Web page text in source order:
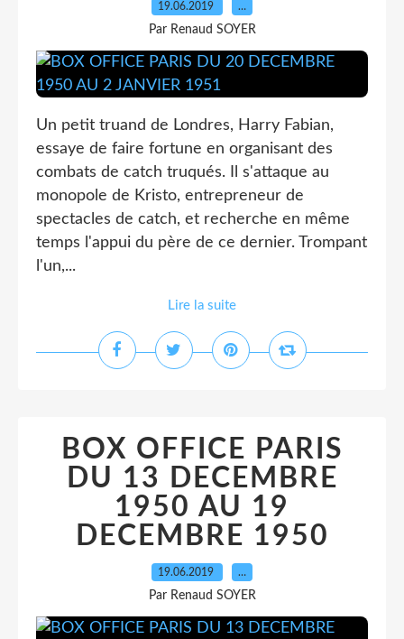
19.06.2019 …
Par Renaud SOYER
Un petit truand de Londres, Harry Fabian,
essaye de faire fortune en organisant des
combats de catch truqués. Il s'attaque au
monopole de Kristo, entrepreneur de
spectacles de catch, et recherche en même
temps l'appui du père de ce dernier. Trompant
l'un,...
Lire la suite
BOX OFFICE PARIS
DU 13 DECEMBRE
1950 AU 19
DECEMBRE 1950
19.06.2019 …
Par Renaud SOYER